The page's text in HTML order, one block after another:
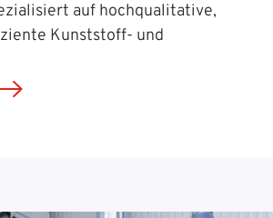
auf hochqualitative,
Kunststoff- und